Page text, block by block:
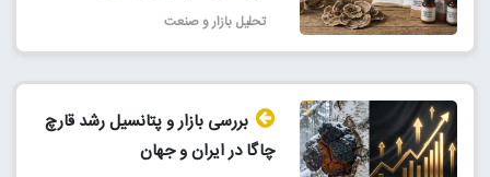
تحلیل بازار و صنعت
بررسی بازار و پتانسیل رشد قارچ
چاگا در ایران و جهان